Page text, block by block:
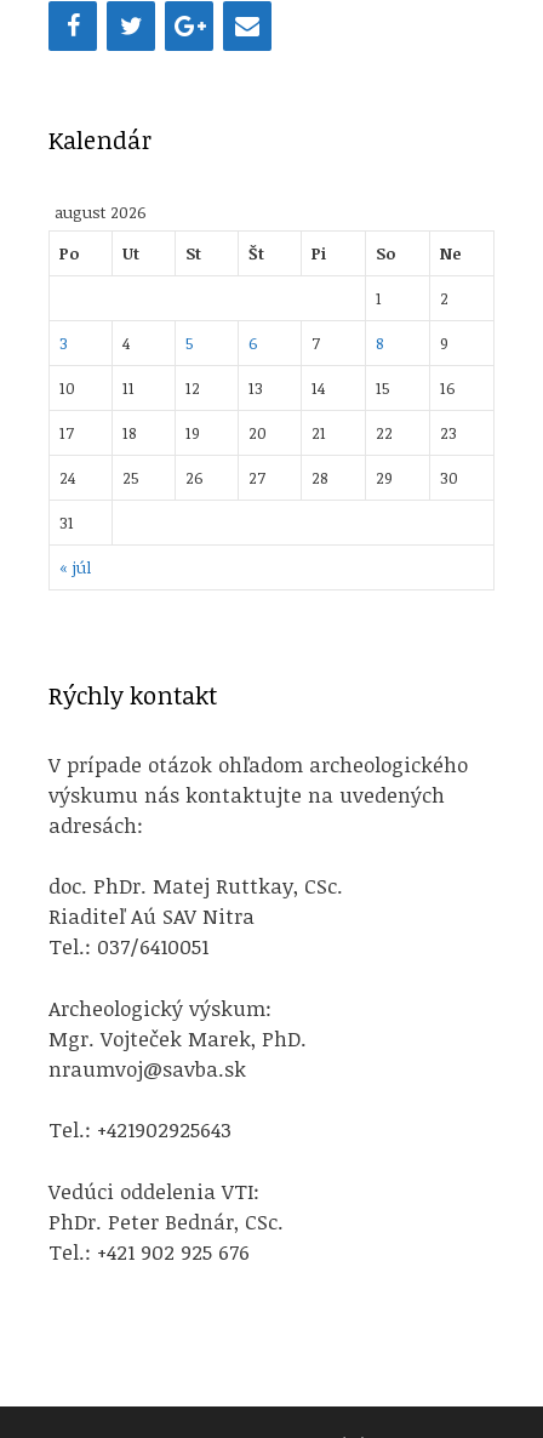
Kalendár
august 2026
Po
Ut St Št Pi So Ne
« júl
1
2
3
4 5 6 7 8
9
10
11 12 13 14 15
16
17
18 19 20 21 22
23
24
25 26 27 28 29
30
31
Rýchly kontakt
V prípade otázok ohľadom archeologického
výskumu nás kontaktujte na uvedených
adresách:
doc. PhDr. Matej Ruttkay, CSc.
Riaditeľ Aú SAV Nitra
Tel.: 037/6410051
Archeologický výskum:
Mgr. Vojteček Marek, PhD.
nraumvoj@savba.sk
Tel.: +421902925643
Vedúci oddelenia VTI:
PhDr. Peter Bednár, CSc.
Tel.: +421 902 925 676